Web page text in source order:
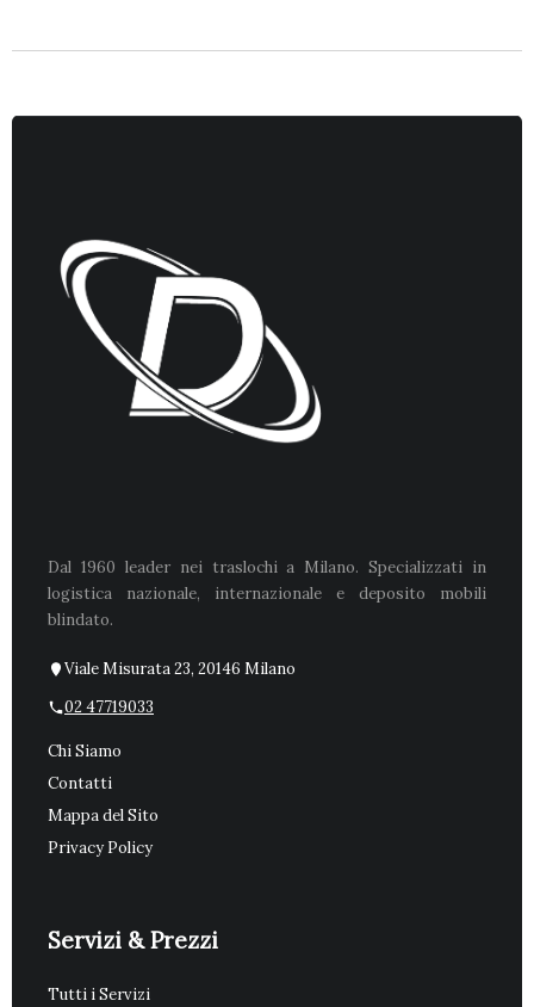
Dal 1960 leader nei traslochi a Milano. Specializzati in
logistica nazionale, internazionale e deposito mobili
blindato.
Viale Misurata 23, 20146 Milano
02 47719033
Chi Siamo
Contatti
Mappa del Sito
Privacy Policy
Servizi & Prezzi
Tutti i Servizi